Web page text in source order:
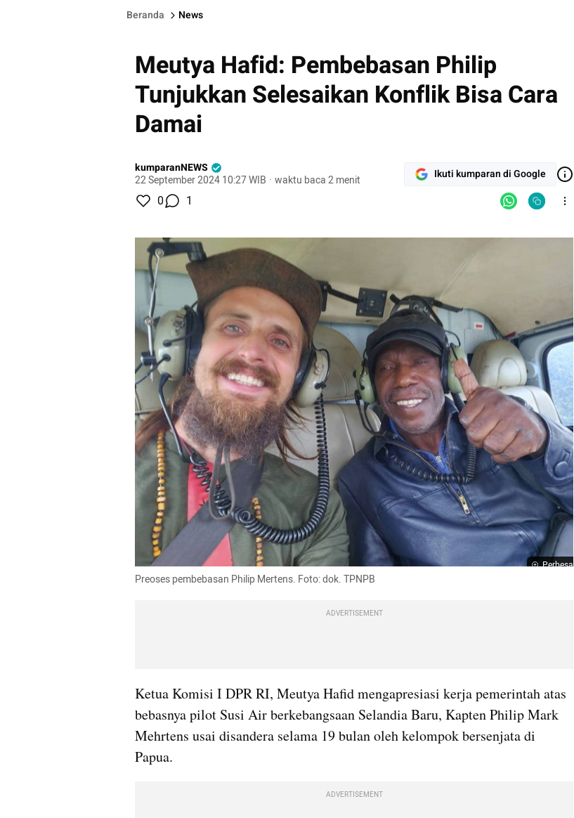
Beranda News
Meutya Hafid: Pembebasan Philip
Tunjukkan Selesaikan Konflik Bisa Cara
Damai
kumparanNEWS
22 September 2024 10:27 WIB · waktu baca 2 menit Ikuti kumparan di Google
0 1
Perbesar
Preoses pembebasan Philip Mertens. Foto: dok. TPNPB
ADVERTISEMENT
Ketua Komisi I DPR RI, Meutya Hafid mengapresiasi kerja pemerintah atas
bebasnya pilot Susi Air berkebangsaan Selandia Baru, Kapten Philip Mark
Mehrtens usai disandera selama 19 bulan oleh kelompok bersenjata di
Papua.
ADVERTISEMENT